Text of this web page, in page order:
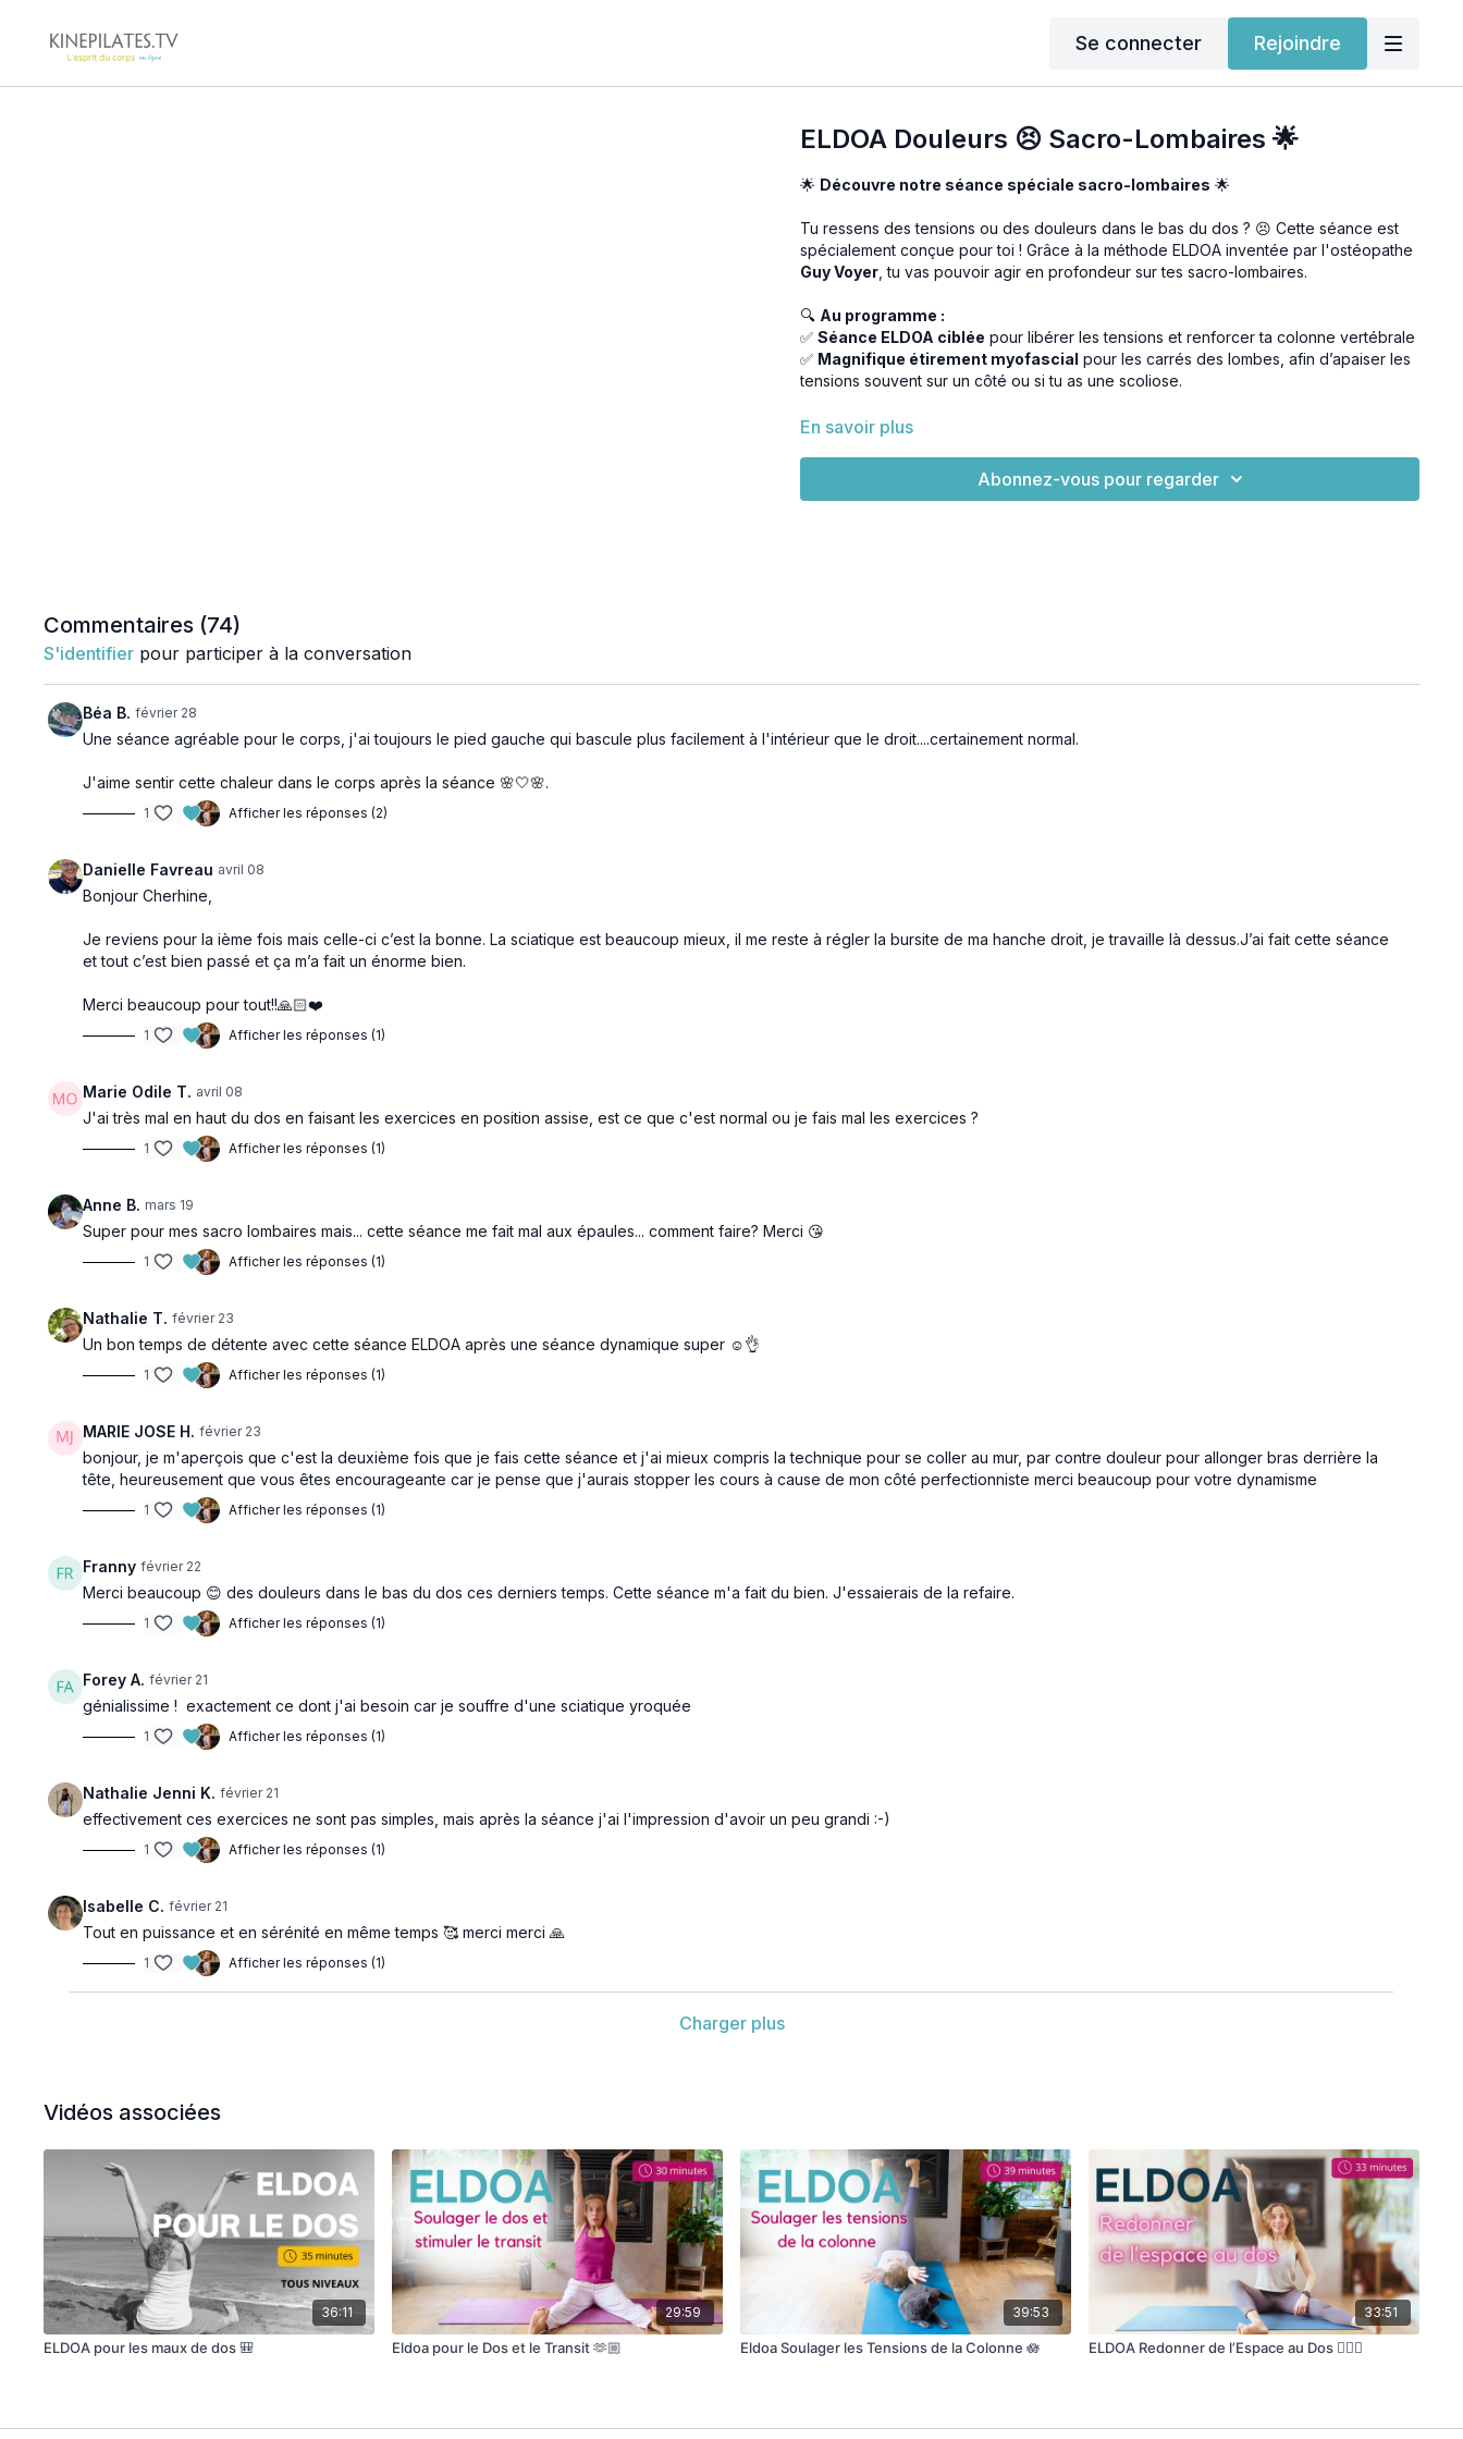
Se connecter Rejoindre
ELDOA Douleurs 😣 Sacro-Lombaires 🌟
🌟 Découvre notre séance spéciale sacro-lombaires 🌟
Tu ressens des tensions ou des douleurs dans le bas du dos ? 😣 Cette séance est
spécialement conçue pour toi ! Grâce à la méthode ELDOA inventée par l'ostéopathe
Guy Voyer , tu vas pouvoir agir en profondeur sur tes sacro-lombaires.
🔍 Au programme :
✅Séance ELDOA ciblée pour libérer les tensions et renforcer ta colonne vertébrale
✅ Magnifique étirement myofascial pour les carrés des lombes, afin d’apaiser les
tensions souvent sur un côté ou si tu as une scoliose.
Le secret de cette approche ? Une combinaison unique d'exercices qui agit
En savoir plus
Abonnez-vous pour regarder
Commentaires (74)
S'identifier pour participer à la conversation
Béa B. février 28
Une séance agréable pour le corps, j'ai toujours le pied gauche qui bascule plus facilement à l'intérieur que le droit....certainement normal.
J'aime sentir cette chaleur dans le corps après la séance 🌸🤍🌸.
1 Afficher les réponses (2)
Danielle Favreau avril 08
Bonjour Cherhine,
Je reviens pour la ième fois mais celle-ci c’est la bonne. La sciatique est beaucoup mieux, il me reste à régler la bursite de ma hanche droit, je travaille là dessus.J’ai fait cette séance
et tout c’est bien passé et ça m’a fait un énorme bien.
Merci beaucoup pour tout!!🙏🏻❤️
1 Afficher les réponses (1)
Marie Odile T. avril 08
J'ai très mal en haut du dos en faisant les exercices en position assise, est ce que c'est normal ou je fais mal les exercices ?
1 Afficher les réponses (1)
Anne B. mars 19
Super pour mes sacro lombaires mais... cette séance me fait mal aux épaules... comment faire? Merci 😘
1 Afficher les réponses (1)
Nathalie T. février 23
Un bon temps de détente avec cette séance ELDOA après une séance dynamique super ☺️👌
1 Afficher les réponses (1)
MARIE JOSE H. février 23
bonjour, je m'aperçois que c'est la deuxième fois que je fais cette séance et j'ai mieux compris la technique pour se coller au mur, par contre douleur pour allonger bras derrière la
tête, heureusement que vous êtes encourageante car je pense que j'aurais stopper les cours à cause de mon côté perfectionniste merci beaucoup pour votre dynamisme
1 Afficher les réponses (1)
Franny février 22
Merci beaucoup 😊 des douleurs dans le bas du dos ces derniers temps. Cette séance m'a fait du bien. J'essaierais de la refaire.
1 Afficher les réponses (1)
Forey A. février 21
génialissime ! exactement ce dont j'ai besoin car je souffre d'une sciatique yroquée
1 Afficher les réponses (1)
Nathalie Jenni K. février 21
effectivement ces exercices ne sont pas simples, mais après la séance j'ai l'impression d'avoir un peu grandi :-)
1 Afficher les réponses (1)
Isabelle C. février 21
Tout en puissance et en sérénité en même temps 🥰 merci merci 🙏
1 Afficher les réponses (1)
Charger plus
Vidéos associées
36:11
ELDOA pour les maux de dos 🎒
29:59
Eldoa pour le Dos et le Transit 🫶🏼
39:53
Eldoa Soulager les Tensions de la Colonne 🪷
33:51
ELDOA Redonner de l’Espace au Dos 🧚🏼‍♀️